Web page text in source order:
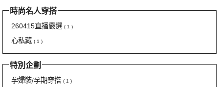
時尚名人穿搭
260415直播嚴選 ( 1 )
心私藏 ( 1 )
特別企劃
孕婦裝/孕期穿搭 ( 1 )